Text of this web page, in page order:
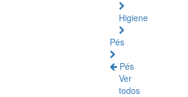
Higiene
Pés
Pés
Ver
todos